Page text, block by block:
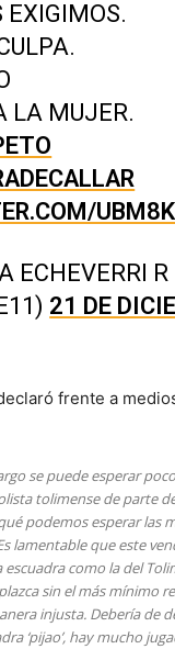
EXIGIMOS.
LA MUJER.
ECHEVERRI R
21 DE
frente a
se puede esperar
tolimense de parte
podemos esperar las
lamentable que este
como la del
sin el más mínimo
injusta. Debería de
‘pijao’, hay mucho